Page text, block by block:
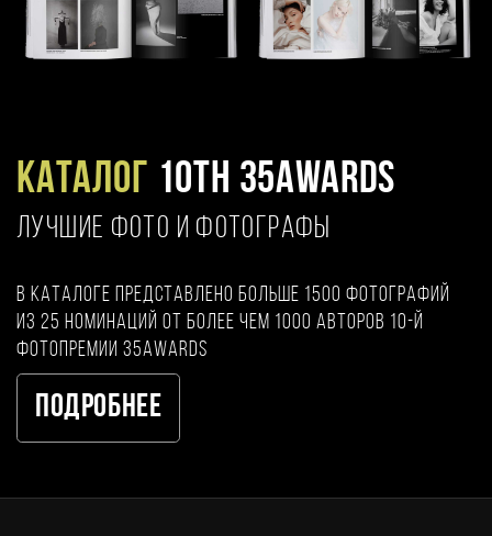
Каталог 10TH 35AWARDS
ЛУЧШИЕ ФОТО И ФОТОГРАФЫ
В каталоге представлено больше 1500 фотографий
из 25 номинаций от более чем 1000 авторов 10-й
фотопремии 35AWARDS
Подробнее